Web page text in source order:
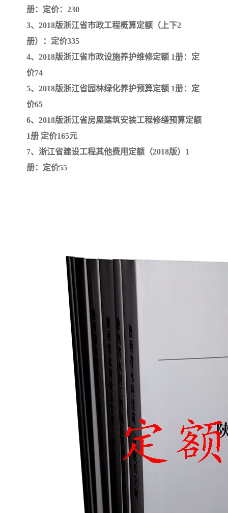
册：定价：230
3、2018版浙江省市政工程概算定额（上下2
册）：定价335
4、2018版浙江省市政设施养护维修定额 1册：定
价74
5、2018版浙江省园林绿化养护预算定额 1册：定
价65
6、2018版浙江省房屋建筑安装工程修缮预算定额
1册 定价165元
7、浙江省建设工程其他费用定额（2018版）1
册：定价55
电力工程预算概算定额
江苏省建设工程计价定额 深圳市建设工程消耗量定
额
四川省清单定额 河南省建设工程预算定额
陕西省水利工程概预算定
冶金工业建设工程概算定
额
天津建设工程预算定额 20kv及以下配电网工程预